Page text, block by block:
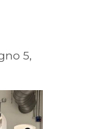
5,